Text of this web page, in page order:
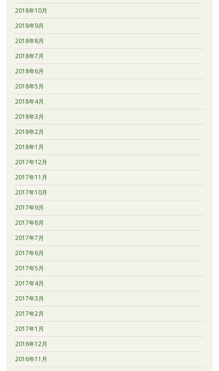
2018年10月
2018年9月
2018年8月
2018年7月
2018年6月
2018年5月
2018年4月
2018年3月
2018年2月
2018年1月
2017年12月
2017年11月
2017年10月
2017年9月
2017年8月
2017年7月
2017年6月
2017年5月
2017年4月
2017年3月
2017年2月
2017年1月
2016年12月
2016年11月